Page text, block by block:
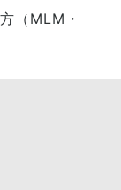
（MLM・